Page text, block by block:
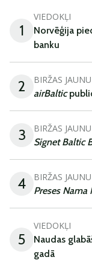
1
VIEDOKĻI
Norvēģija
banku
2 BIRŽAS
airBaltic
3 BIRŽAS
Signet Baltic
4 BIRŽAS
Preses Nama
5
VIEDOKĻI
Naudas
gadā